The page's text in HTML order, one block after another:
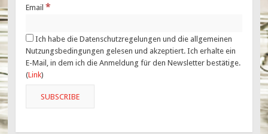
Email*
Ich habe die Datenschutzregelungen und die allgemeinen
Nutzungsbedingungen gelesen und akzeptiert. Ich erhalte ein
E-Mail, in dem ich die Anmeldung für den Newsletter bestätige.
(Link)